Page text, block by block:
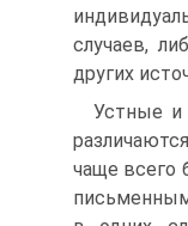
случаев,
других
Устные и
чаще всего